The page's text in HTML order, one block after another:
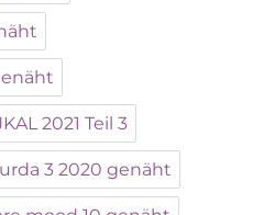
2021 Teil 3
3 2020 genäht